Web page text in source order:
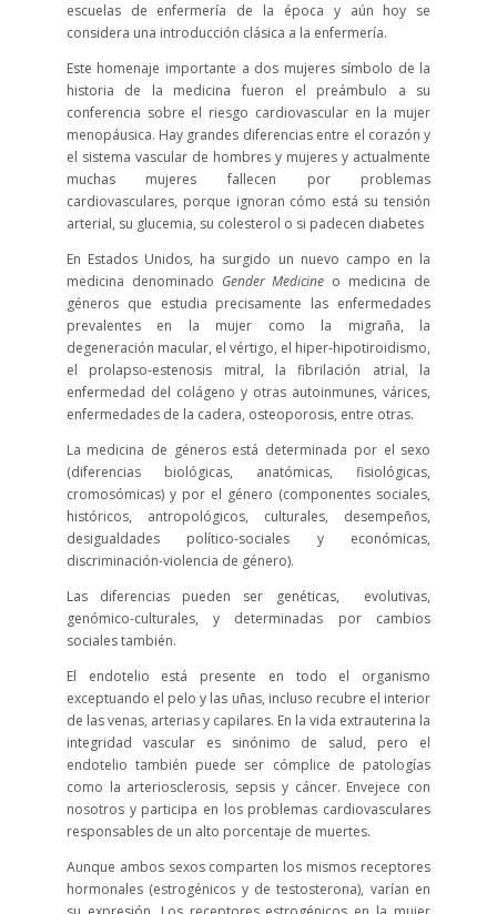
escuelas de enfermería de la época y aún hoy se
considera una introducción clásica a la enfermería.
Este homenaje importante a dos mujeres símbolo de la
historia de la medicina fueron el preámbulo a su
conferencia sobre el riesgo cardiovascular en la mujer
menopáusica. Hay grandes diferencias entre el corazón y
el sistema vascular de hombres y mujeres y actualmente
muchas mujeres fallecen por problemas
cardiovasculares, porque ignoran cómo está su tensión
arterial, su glucemia, su colesterol o si padecen diabetes
En Estados Unidos, ha surgido un nuevo campo en la
medicina denominado Gender Medicine o medicina de
géneros que estudia precisamente las enfermedades
prevalentes en la mujer como la migraña, la
degeneración macular, el vértigo, el hiper-hipotiroidismo,
el prolapso-estenosis mitral, la fibrilación atrial, la
enfermedad del colágeno y otras autoinmunes, várices,
enfermedades de la cadera, osteoporosis, entre otras.
La medicina de géneros está determinada por el sexo
(diferencias biológicas, anatómicas, fisiológicas,
cromosómicas) y por el género (componentes sociales,
históricos, antropológicos, culturales, desempeños,
desigualdades político-sociales y económicas,
discriminación-violencia de género).
Las diferencias pueden ser genéticas, evolutivas,
genómico-culturales, y determinadas por cambios
sociales también.
El endotelio está presente en todo el organismo
exceptuando el pelo y las uñas, incluso recubre el interior
de las venas, arterias y capilares. En la vida extrauterina la
integridad vascular es sinónimo de salud, pero el
endotelio también puede ser cómplice de patologías
como la arteriosclerosis, sepsis y cáncer. Envejece con
nosotros y participa en los problemas cardiovasculares
responsables de un alto porcentaje de muertes.
Aunque ambos sexos comparten los mismos receptores
hormonales (estrogénicos y de testosterona), varían en